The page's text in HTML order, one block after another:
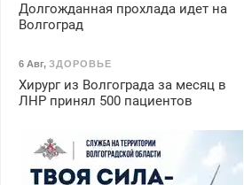
Долгожданная прохлада идет на
Волгоград
6 Авг, ЗДОРОВЬЕ
Хирург из Волгограда за месяц в
ЛНР принял 500 пациентов